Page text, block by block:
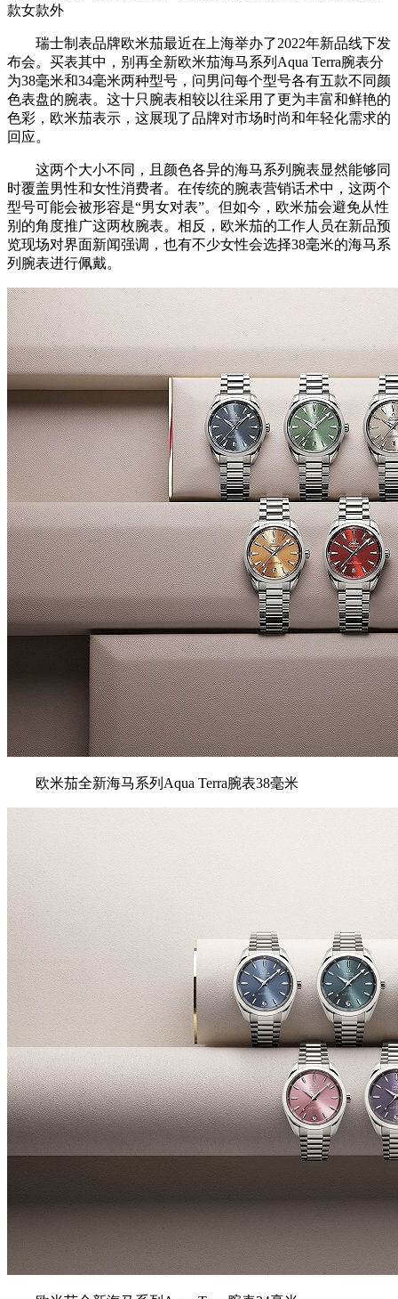
款女款外
瑞士制表品牌欧米茄最近在上海举办了2022年新品线下发
布会。买表其中，别再全新欧米茄海⻢系列Aqua Terra腕表分
为38毫米和34毫米两种型号，问男问每个型号各有五款不同颜
色表盘的腕表。这十只腕表相较以往采用了更为丰富和鲜艳的
色彩，欧米茄表示，这展现了品牌对市场时尚和年轻化需求的
回应。
这两个大小不同，且颜色各异的海马系列腕表显然能够同
时覆盖男性和女性消费者。在传统的腕表营销话术中，这两个
型号可能会被形容是“男女对表”。但如今，欧米茄会避免从性
别的角度推广这两枚腕表。相反，欧米茄的工作人员在新品预
览现场对界面新闻强调，也有不少女性会选择38毫米的海马系
列腕表进行佩戴。
欧米茄全新海⻢系列Aqua Terra腕表38毫米